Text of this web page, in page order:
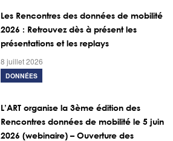
Les Rencontres des données de mobilité
2026 : Retrouvez dès à présent les
présentations et les replays
8 juillet 2026
DONNÉES
L’ART organise la 3ème édition des
Rencontres données de mobilité le 5 juin
2026 (webinaire) – Ouverture des